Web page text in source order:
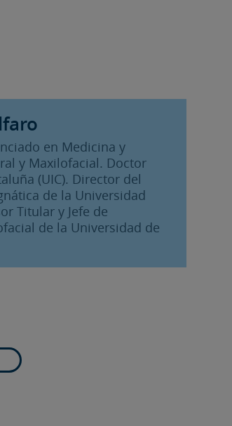
en Medicina y
y Maxilofacial. Doctor
(UIC). Director del
de la Universidad
Titular y Jefe de
de la Universidad de